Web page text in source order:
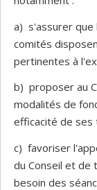
a) s'assurer que
comités
pertinentes à
b) proposer au
modalités de
efficacité de ses
c) favoriser
du Conseil et de
besoin des